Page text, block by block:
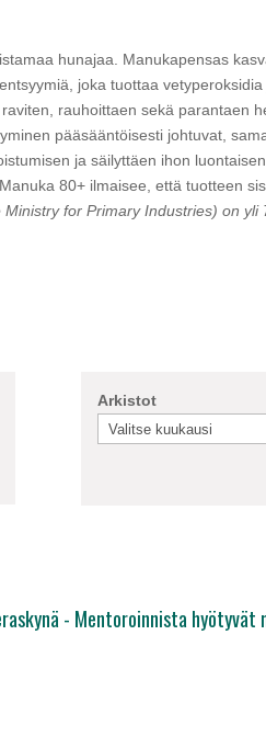
hunajaa. Manukapensas
joka tuottaa
rauhoittaen sekä parantaen
pääsääntöisesti johtuvat,
ja säilyttäen ihon
80+ ilmaisee, että tuotteen
for Primary Industries) on yli
Arkistot
- Mentoroinnista